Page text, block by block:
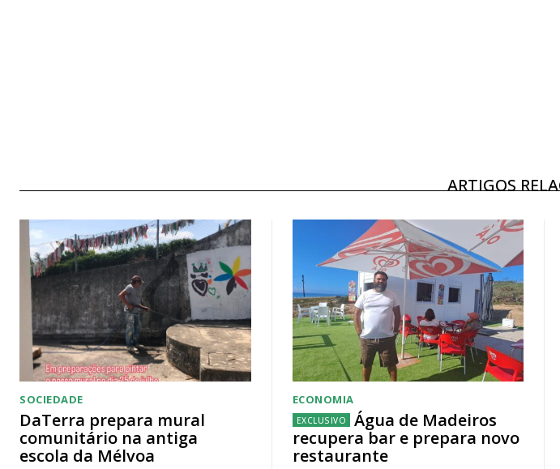
ARTIGOS
SOCIEDADE
DaTerra prepara mural
comunitário na antiga
escola da Mélvoa
ECONOMIA
Água de Madeiros
recupera bar e prepara novo
restaurante